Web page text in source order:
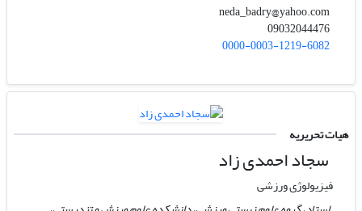
neda_badry@yahoo.com
09032044476
0000-0003-1219-6082
هیات تحریریه
سجاد احمدی زاد
فیزیولوژی ورزشی